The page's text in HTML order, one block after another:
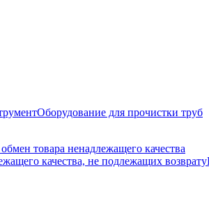
Оборудование для прочистки труб
товара ненадлежащего качества
качества, не подлежащих возврату